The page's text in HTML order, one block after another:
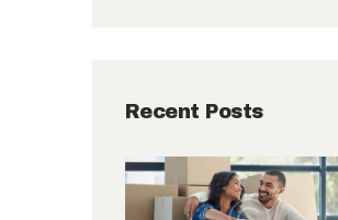
Recent Posts